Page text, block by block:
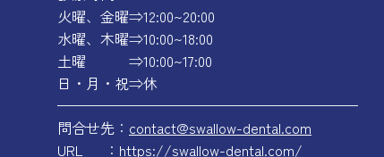
火曜、金曜⇒12:00~20:00
水曜、木曜⇒10:00~18:00
土曜 ⇒10:00~17:00
日・月・祝⇒休
—————————————————————
問合せ先： contact@swallow-dental.com
URL ： https://swallow-dental.com/